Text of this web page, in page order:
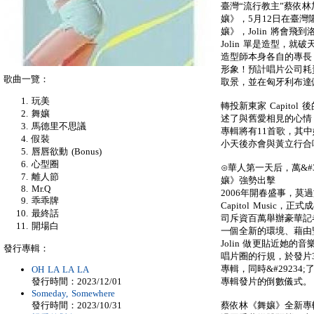
臺灣“流行教主”蔡依
孃》，5月12日在臺灣
孃》，Jolin 將會飛到
Jolin 單是造型，就破
造型師本身各自的專
形象！預計唱片公司
取景，並在匈牙利布
轉投新東家 Capitol 後
述了與舊愛相見的心
專輯將有11首歌，其
小天後亦會與黃立行
⊙華人第一天后，萬
孃》強勢出擊
2006年開春盛事，莫
Capitol Music，正式
司斥資百萬舉辦豪華
一個全新的環境、藉
Jolin 做更貼近她的音
唱片圈的行規，於發
專輯，同時&#29234;
專輯發片的倒數儀式。
蔡依林《舞孃》全新
歌曲一覽：
玩美
舞孃
馬德里不思議
假裝
唇唇欲動 (Bonus)
心型圈
離人節
Mr.Q
乖乖牌
最終話
開場白
發行專輯：
OH LA LA LA
發行時間：2023/12/01
Someday, Somewhere
發行時間：2023/10/31